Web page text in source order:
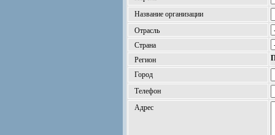
Название организации
Отрасль
Страна
Регион
Город
Телефон
Адрес